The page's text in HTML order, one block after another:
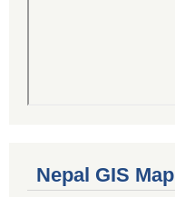
Nepal GIS Map